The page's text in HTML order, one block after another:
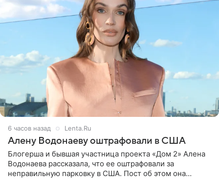
6 часов назад Lenta.Ru
Алену Водонаеву оштрафовали в США
Блогерша и бывшая участница проекта «Дом 2» Алена
Водонаева рассказала, что ее оштрафовали за
неправильную парковку в США. Пост об этом она